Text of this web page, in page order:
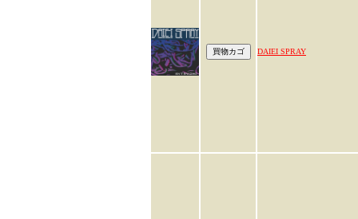
DAIEI SPRAY